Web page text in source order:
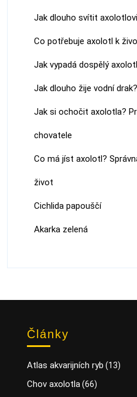
Jak dlouho svítit
Co potřebuje axolotl k
Jak vypadá dospělý
Jak dlouho žije vodní drak?
Jak si ochočit axolotla?
chovatele
Co má jíst axolotl?
život
Cichlida papouščí
Akarka zelená
Články
Atlas akvarijních ryb (13)
Chov axolotla(66)